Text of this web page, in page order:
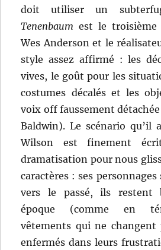
doit utiliser un
Tenenbaum est le troisième
Wes Anderson et le
style assez affirmé : les
vives, le goût pour les
costumes décalés et les
voix off faussement détachée
Baldwin). Le scénario qu’il
Wilson est finement
dramatisation pour nous
caractères : ses
vers le passé, ils restent
époque (comme en
vêtements qui ne changent
enfermés dans leurs